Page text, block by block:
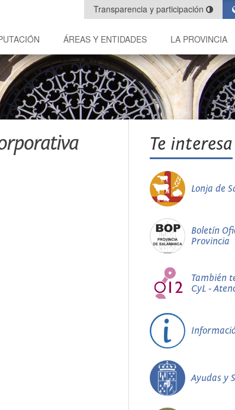
Transparencia y participación
ÁREAS Y ENTIDADES LA PROVINCIA
Te interesa
Lonja de
Boletín
Provincia
También
CyL -
Ayudas y